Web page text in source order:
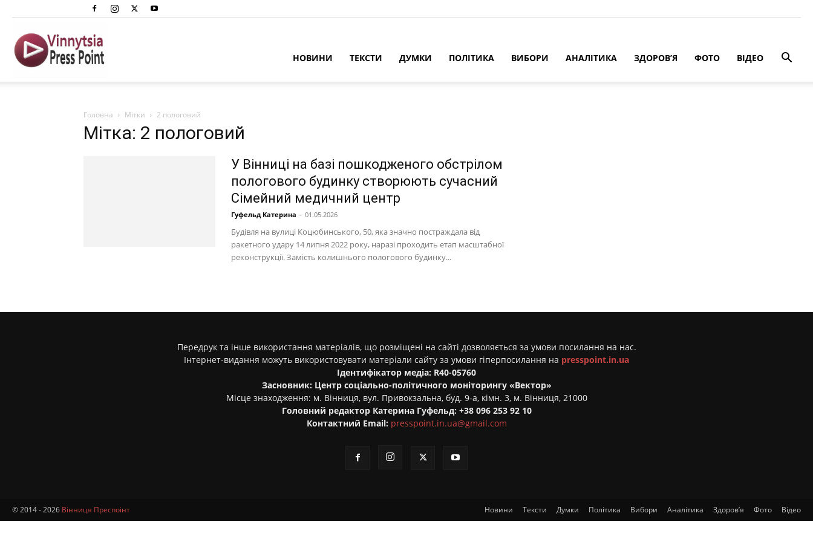
Преспоінт
НОВИНИ ТЕКСТИ ДУМКИ ПОЛІТИКА ВИБОРИ АНАЛІТИКА ЗДОРОВ’Я ФОТО ВІДЕО
Головна Мітки 2 пологовий
Мітка: 2 пологовий
У Вінниці на базі пошкодженого обстрілом
пологового будинку створюють сучасний
Сімейний медичний центр
Гуфельд Катерина - 01.05.2026
Будівля на вулиці Коцюбинського, 50, яка значно постраждала від
ракетного удару 14 липня 2022 року, наразі проходить етап масштабної
реконструкції. Замість колишнього пологового будинку...
Передрук та інше використання матеріалів, що розміщені на сайті дозволяється за умови посилання на нас.
Інтернет-видання можуть використовувати матеріали сайту за умови гіперпосилання на presspoint.in.ua
Ідентифікатор медіа: R40-05760
Засновник: Центр соціально-політичного моніторингу «Вектор»
Місце знаходження: м. Вінниця, вул. Привокзальна, буд. 9-а, кімн. 3, м. Вінниця, 21000
Головний редактор Катерина Гуфельд: +38 096 253 92 10
Контактний Email: presspoint.in.ua@gmail.com
Новини Тексти Думки Політика Вибори Аналітика Здоров’я Фото Відео
© 2014 - 2026 Вінниця Преспоінт